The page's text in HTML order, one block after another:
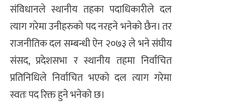
संविधानले स्थानीय तहका पदाधिकारीले दल
त्याग गरेमा उनीहरुको पद नरहने भनेको छैन। तर
राजनीतिक दल सम्बन्धी ऐन २०७३ ले भने संघीय
संसद, प्रदेशसभा र स्थानीय तहमा निर्वाचित
प्रतिनिधिले निर्वाचित भएको दल त्याग गरेमा
स्वतः पद रिक्त हुने भनेको छ।